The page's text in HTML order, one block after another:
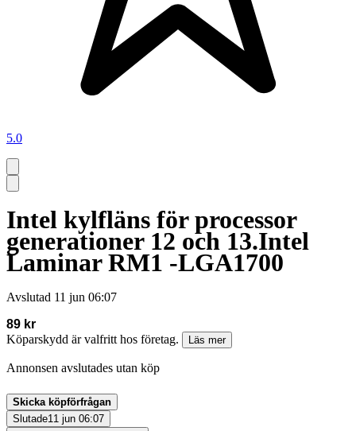
5.0
Intel kylfläns för processor
generationer 12 och 13.Intel
Laminar RM1 -LGA1700
Avslutad 11 jun 06:07
89 kr
Köparskydd är valfritt hos företag.
Läs mer
Annonsen avslutades utan köp
Skicka köpförfrågan
Slutade11 jun 06:07